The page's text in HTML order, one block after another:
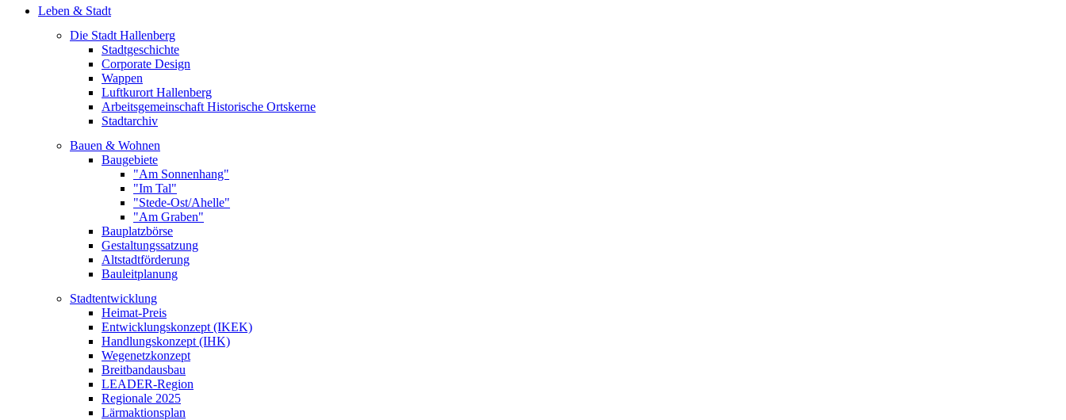
Leben & Stadt
Die Stadt Hallenberg
Stadtgeschichte
Corporate Design
Wappen
Luftkurort Hallenberg
Arbeitsgemeinschaft Historische Ortskerne
Stadtarchiv
Bauen & Wohnen
Baugebiete
"Am Sonnenhang"
"Im Tal"
"Stede-Ost/Ahelle"
"Am Graben"
Bauplatzbörse
Gestaltungssatzung
Altstadtförderung
Bauleitplanung
Stadtentwicklung
Heimat-Preis
Entwicklungskonzept (IKEK)
Handlungskonzept (IHK)
Wegenetzkonzept
Breitbandausbau
LEADER-Region
Regionale 2025
Lärmaktionsplan